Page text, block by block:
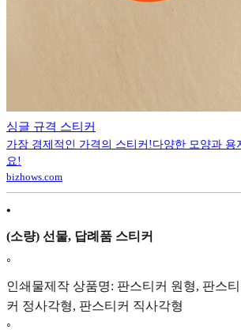
싱글 규격 스티커
가장 경제적인 가격의 스티커!다양한 모양과 용
요!
bizhows.com
•
(소량) 선물, 답례품 스티커
◦
인쇄물제작 상품명: 판스티커 원형, 판스
커 정사각형, 판스티커 직사각형
◦